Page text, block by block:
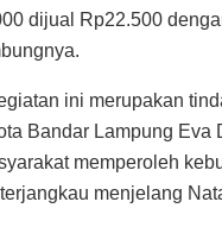
dijual Rp22.500
ini merupakan
Bandar Lampung Eva
memperoleh
menjelang